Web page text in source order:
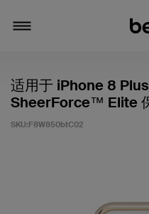
适用于 iPhone 8
SheerForce™ Elite
SKU:F8W850btC02